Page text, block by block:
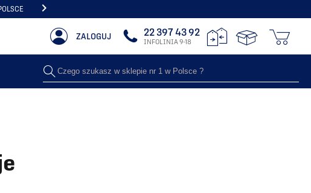
ZALOGUJ 22 397 43 92
INFOLINIA 9-18
Czego szukasz w sklepie nr 1 w Polsce ?